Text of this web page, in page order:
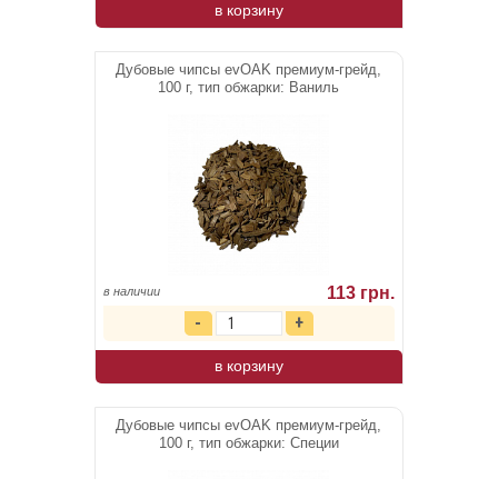
в корзину
Дубовые чипсы evOAK премиум-грейд,
100 г, тип обжарки: Ваниль
в наличии 113 грн.
в корзину
Дубовые чипсы evOAK премиум-грейд,
100 г, тип обжарки: Специи